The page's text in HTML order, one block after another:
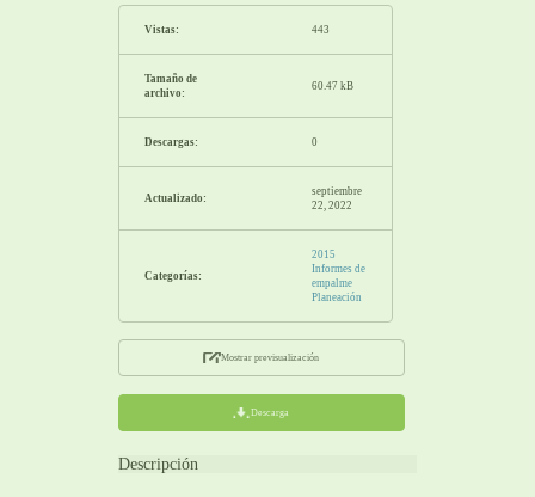
Vistas: 443
Tamaño de
archivo:
60.47 kB
Descargas: 0
Actualizado:
septiembre
22, 2022
Categorías:
2015
Informes de
empalme
Planeación
Mostrar previsualización
Descarga
Descripción